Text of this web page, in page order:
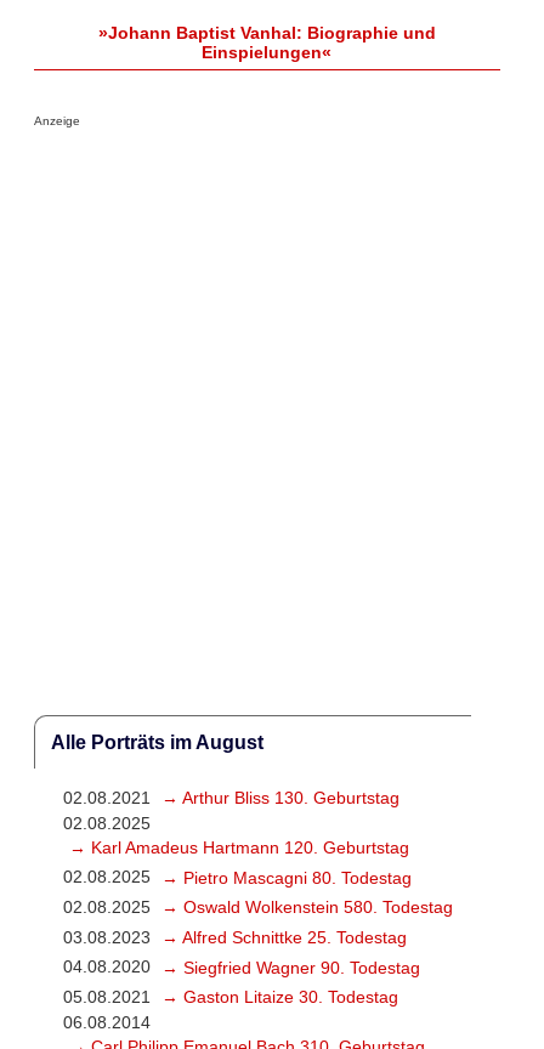
»Johann Baptist Vanhal: Biographie und
Einspielungen«
Anzeige
Alle Porträts im August
02.08.2021
→ Arthur Bliss 130. Geburtstag
02.08.2025
→ Karl Amadeus Hartmann 120. Geburtstag
02.08.2025
→ Pietro Mascagni 80. Todestag
02.08.2025
→ Oswald Wolkenstein 580. Todestag
03.08.2023
→ Alfred Schnittke 25. Todestag
04.08.2020
→ Siegfried Wagner 90. Todestag
05.08.2021
→ Gaston Litaize 30. Todestag
06.08.2014